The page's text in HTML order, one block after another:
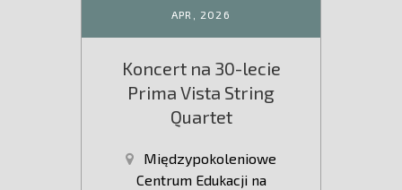
APR, 2026
Koncert na 30-lecie
Prima Vista String
Quartet
Międzypokoleniowe
Centrum Edukacji na